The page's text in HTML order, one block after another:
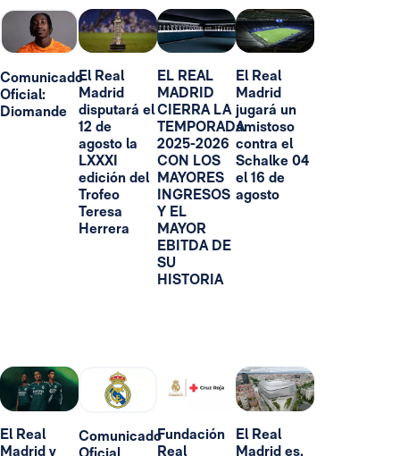
Comunicado
Oficial:
Diomande
El Real
Madrid
disputará el
12 de
agosto la
LXXXI
edición del
Trofeo
Teresa
Herrera
EL REAL
MADRID
CIERRA LA
TEMPORADA
2025-2026
CON LOS
MAYORES
INGRESOS
Y EL
MAYOR
EBITDA DE
SU
HISTORIA
El Real
Madrid
jugará un
amistoso
contra el
Schalke 04
el 16 de
agosto
El Real
Madrid y
Comunicado
Oficial
Fundación
Real
El Real
Madrid es,